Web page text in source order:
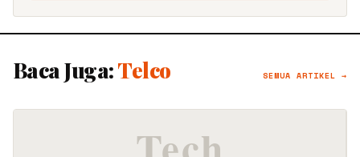
Baca Juga:Telco SEMUA ARTIKEL →